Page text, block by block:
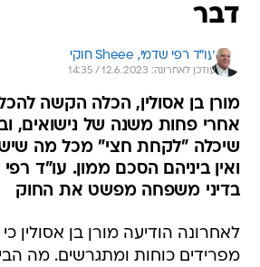
דבר
עו"ד רפי שדמי, Sheee חוקי
עודכן לאחרונה: 12.6.2023 / 14:35
מורן בן אסולין, הכלה הקשה
אחרי פחות משנה של נישואים,
שיכלה "לקחת חצי" מכל מה
ואין ביניהם הסכם ממון. עו"ד
בדיני משפחה מפשט את החוק
לאחרונה הודיעה מורן בן אסולין
מפרידים כוחות ומתגרשים. מה